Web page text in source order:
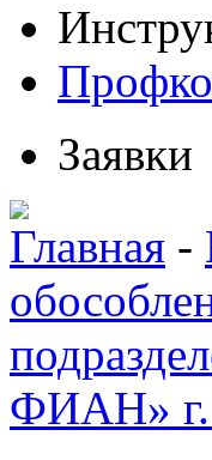
Заявки
Главная -
ФИАН»